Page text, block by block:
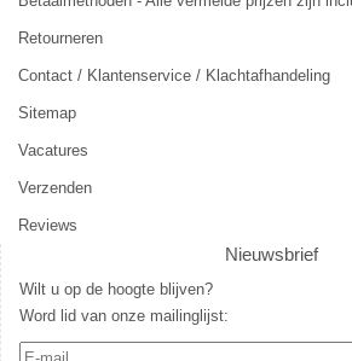
Retourneren
Contact / Klantenservice / Klachtafhandeling
Sitemap
Vacatures
Verzenden
Reviews
Nieuwsbrief
Wilt u op de hoogte blijven?
Word lid van onze mailinglijst: